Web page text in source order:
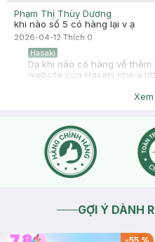
Phạm Thị Thùy Dương
khi nào số 5 có hàng lại v ạ
2026-04-12 Thích 0
Hasaki
Dạ khi nào có hàng về
website của Hasaki nhé ạ
GỢI Ý DÀNH